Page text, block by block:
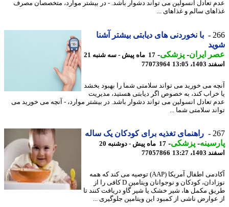
تعادل انسولین می تواند دشوار باشد. - در بیشتر موارد، متخصصان مصرف
سالم و غذاهای ...
با نخوردنی های دیابتی بیشتر آشنا
ایران- پزشکی-
17 ماه پیش - سه شنبه 21
13:05
77073964
می خورید می تواند سلامتی شما را بهبود بخشد
کند، به خصوص اگر دیابتی هستید، مدیریت
تعادل انسولین می تواند دشوار باشد. در بیشتر موارد، - آنچه می خورید می
سلامتی شما ...
راهنمای تغذیه برای کودکان یک ساله
-پزشکی-
17 ماه پیش - دوشنبه 20
13:27
77057866
آکادمی اطفال آمریکا (AAP) توصیه می کند که همه
نوزادان، کودکان و نوجوانان ویتامین D کافی را از
مکمل ها، شیر خشک یا شیر گاو دریافت کنند تا
ناشی از کمبود این ویتامین جلوگیری ...